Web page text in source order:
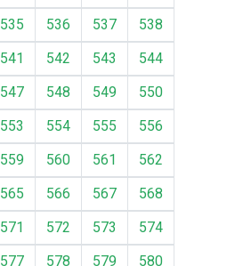
535 536 537
538
541 542 543
544
547 548 549
550
553 554 555
556
559 560 561
562
565 566 567
568
571 572 573
574
577 578 579
580